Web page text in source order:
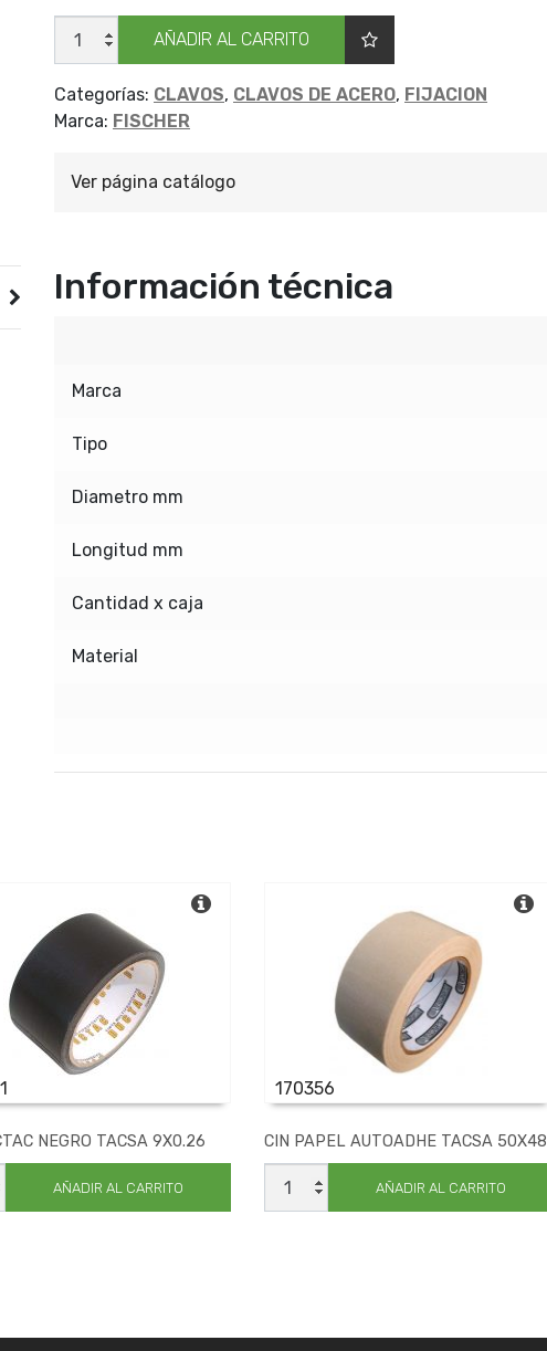
CLAVOS
ACERO
FISCHER
cantidad
AÑADIR AL CARRITO
Categorías: CLAVOS, CLAVOS DE ACERO, FIJACION
Marca: FISCHER
Ver página catálogo
Información técnica
Marca
Tipo
Diametro mm
Longitud mm
Cantidad x caja
Material
NEGRO TACSA 9X0.26
AÑADIR AL CARRITO
170356
CIN PAPEL AUTOADHE TACSA 50X48
CIN
PAPEL
AUTOADHE
AÑADIR AL CARRITO